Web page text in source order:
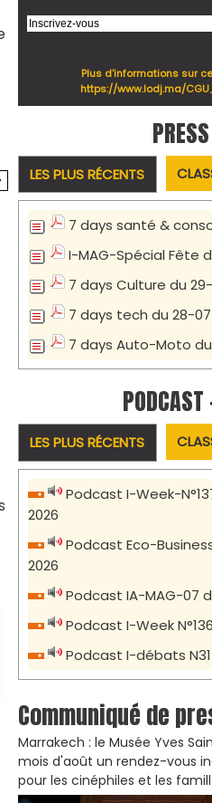
Plus d'informations sur
https://www.lodj.ma/
LES PLUS RÉCENTS
7 days santé &
I-MAG-Spécial Fête
7 days Culture du
7 days tech du 28-
7 days Auto-Moto
PODCAST
LES PLUS RÉCENTS
Podcast I-Week-
2026
Podcast Eco-
2026
Podcast IA-MAG-07
Podcast I-Week
Podcast I-débats
Communiqué de
Marrakech : le Musée Yves
mois d'août un rendez-vous
pour les cinéphiles et les